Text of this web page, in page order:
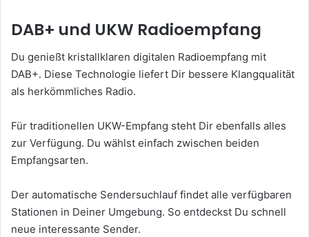
DAB+ und UKW Radioempfang
Du genießt kristallklaren digitalen Radioempfang mit
DAB+. Diese Technologie liefert Dir bessere Klangqualität
als herkömmliches Radio.
Für traditionellen UKW-Empfang steht Dir ebenfalls alles
zur Verfügung. Du wählst einfach zwischen beiden
Empfangsarten.
Der automatische Sendersuchlauf findet alle verfügbaren
Stationen in Deiner Umgebung. So entdeckst Du schnell
neue interessante Sender.